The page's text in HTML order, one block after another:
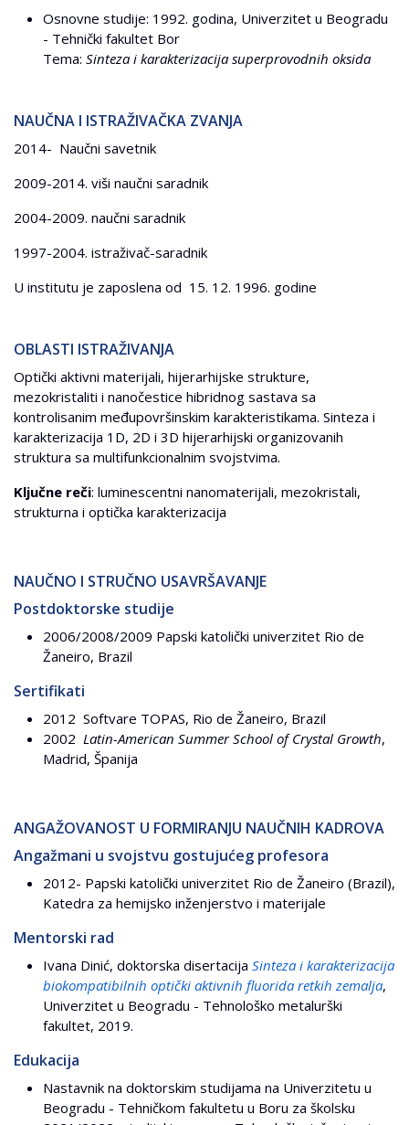
Osnovne studije: 1992. godina, Univerzitet u Beogradu
- Tehnički fakultet Bor
Tema: Sinteza i karakterizacija superprovodnih oksida
NAUČNA I ISTRAŽIVAČKA ZVANJA
2014- Naučni savetnik
2009-2014. viši naučni saradnik
2004-2009. naučni saradnik
1997-2004. istraživač-saradnik
U institutu je zaposlena od 15. 12. 1996. godine
OBLASTI ISTRAŽIVANJA
Optički aktivni materijali, hijerarhijske strukture,
mezokristaliti i nanočestice hibridnog sastava sa
kontrolisanim međupovršinskim karakteristikama. Sinteza i
karakterizacija 1D, 2D i 3D hijerarhijski organizovanih
struktura sa multifunkcionalnim svojstvima.
Ključne reči: luminescentni nanomaterijali, mezokristali,
strukturna i optička karakterizacija
NAUČNO I STRUČNO USAVRŠAVANJE
Postdoktorske studije
2006/2008/2009 Papski katolički univerzitet Rio de
Žaneiro, Brazil
Sertifikati
2012 Softvare TOPAS, Rio de Žaneiro, Brazil
2002 Latin-American Summer School of Crystal Growth,
Madrid, Španija
ANGAŽOVANOST U FORMIRANJU NAUČNIH KADROVA
Angažmani u svojstvu gostujućeg profesora
2012- Papski katolički univerzitet Rio de Žaneiro (Brazil),
Katedra za hemijsko inženjerstvo i materijale
Mentorski rad
Ivana Dinić, doktorska disertacija Sinteza i karakterizacija
biokompatibilnih optički aktivnih fluorida retkih zemalja,
Univerzitet u Beogradu - Tehnološko metalurški
fakultet, 2019.
Edukacija
Nastavnik na doktorskim studijama na Univerzitetu u
Beogradu - Tehničkom fakultetu u Boru za školsku